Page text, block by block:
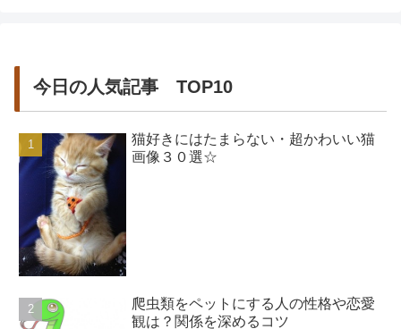
今日の人気記事 TOP10
猫好きにはたまらない・超かわいい猫
画像３０選☆
爬虫類をペットにする人の性格や恋愛
観は？関係を深めるコツ